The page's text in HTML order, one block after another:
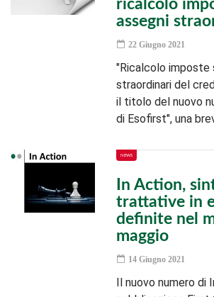
ricalcolo
assegni
22 Giugno 2021
"Ricalcolo imposte
straordinari del
il titolo del nuovo
di Esofirst", una
NEWS
In Action,
trattative in
definite nel
maggio
14 Giugno 2021
Il nuovo numero di